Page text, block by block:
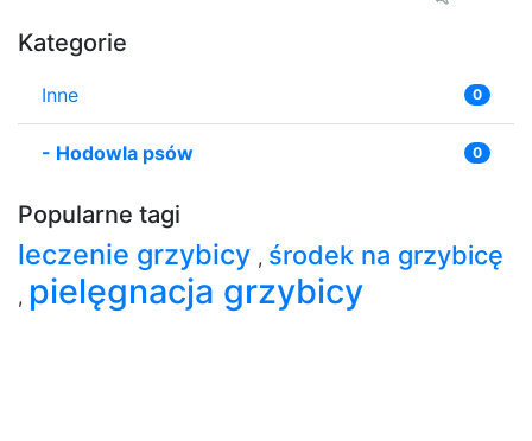
Kategorie
Inne 0
- Hodowla psów 0
Popularne tagi
leczenie grzybicy , środek na grzybicę
, pielęgnacja grzybicy